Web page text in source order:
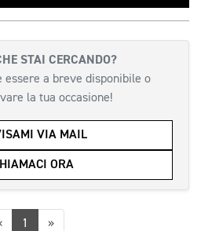
STAI CERCANDO?
essere a breve disponibile o
la tua occasione!
VIA MAIL
ORA
Precedente
1 »Successiva